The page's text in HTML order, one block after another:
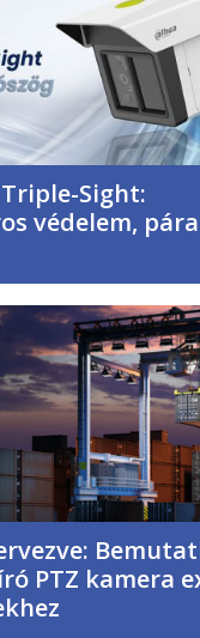
Sight:
védelem,
PTZ kamera